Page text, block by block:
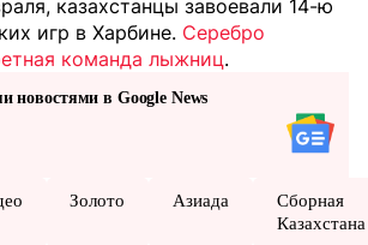
казахстанцы завоевали 14-ю
игр в Харбине. Серебро
команда лыжниц.
новостями в Google News
Золото Азиада
Сборная
Казахстана